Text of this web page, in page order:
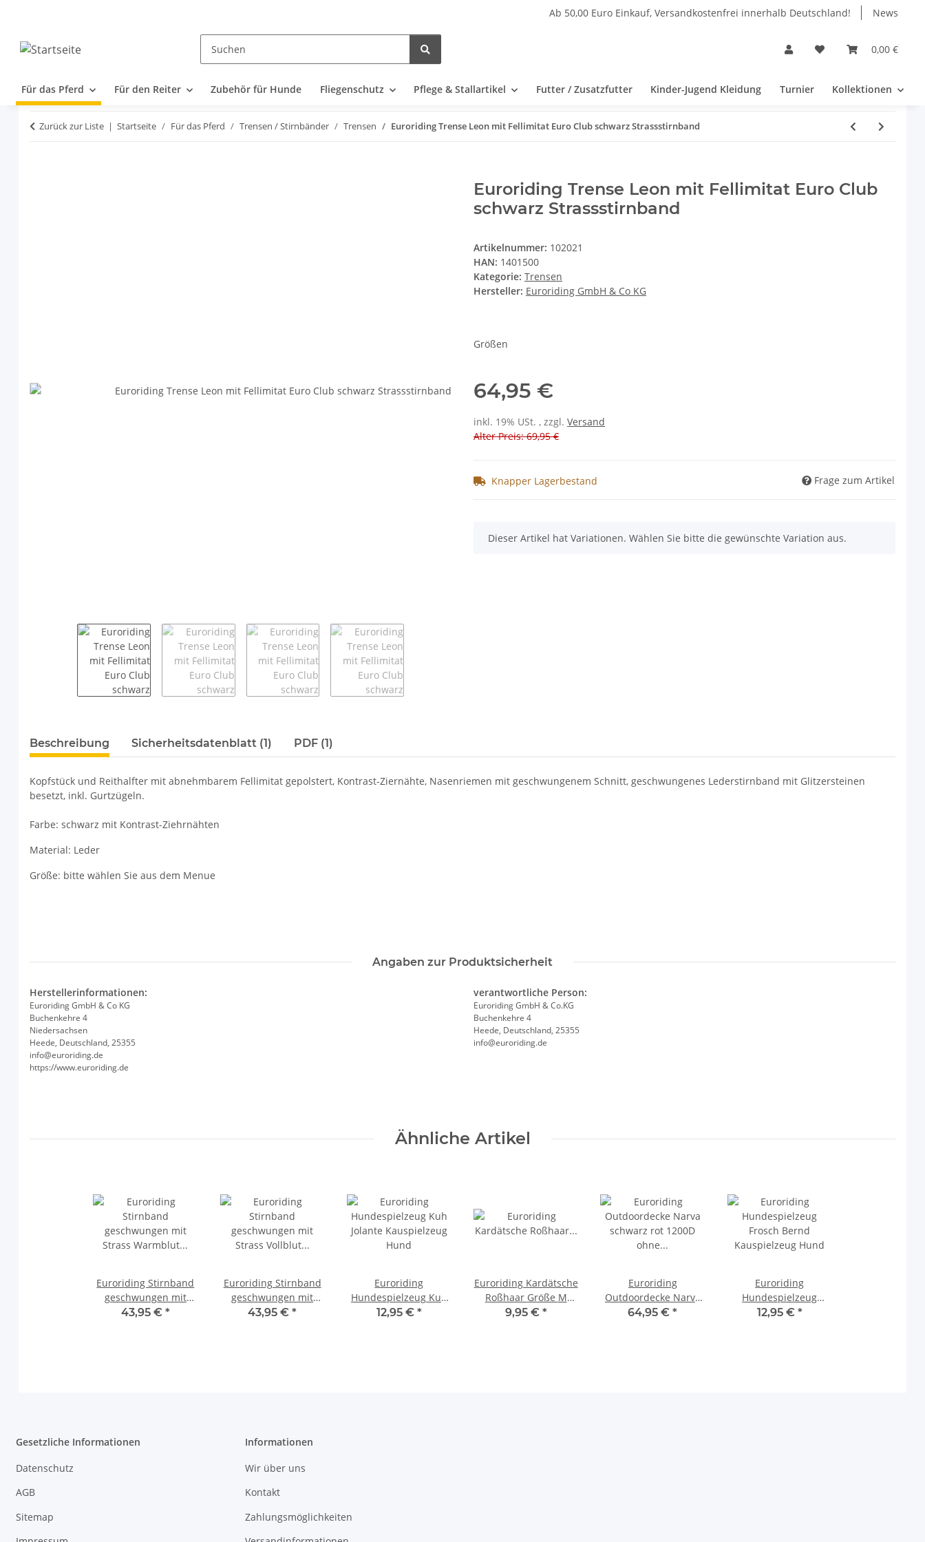
Ab 50,00 Euro Einkauf, Versandkostenfrei innerhalb Deutschland! News
0,00 €
Für das Pferd Für den Reiter Zubehör für Hunde Fliegenschutz Pflege & Stallartikel Futter / Zusatzfutter Kinder-Jugend Kleidung Turnier Kollektionen
Zurück zur Liste Startseite Für das Pferd Trensen / Stirnbänder Trensen Euroriding Trense Leon mit Fellimitat Euro Club schwarz Strassstirnband
Euroriding Trense Leon mit Fellimitat Euro Club
schwarz Strassstirnband
Artikelnummer: 102021
HAN: 1401500
Kategorie: Trensen
Hersteller: Euroriding GmbH & Co KG
Größen
64,95 €
inkl. 19% USt. , zzgl. Versand
Alter Preis: 69,95 €
Knapper Lagerbestand Frage zum Artikel
x
Dieser Artikel hat Variationen. Wählen Sie bitte die gewünschte Variation aus.
weitere Registerkarten anzeigen
Beschreibung Sicherheitsdatenblatt (1) PDF (1)
Kopfstück und Reithalfter mit abnehmbarem Fellimitat gepolstert, Kontrast-Ziernähte, Nasenriemen mit geschwungenem Schnitt, geschwungenes Lederstirnband mit Glitzersteinen
besetzt, inkl. Gurtzügeln.
Farbe: schwarz mit Kontrast-Ziehrnähten
Material: Leder
Größe: bitte wählen Sie aus dem Menue
Angaben zur Produktsicherheit
Herstellerinformationen:
Euroriding GmbH & Co KG
Buchenkehre 4
Niedersachsen
Heede, Deutschland, 25355
info@euroriding.de
https://www.euroriding.de
verantwortliche Person:
Euroriding GmbH & Co.KG
Buchenkehre 4
Heede, Deutschland, 25355
info@euroriding.de
Ähnliche Artikel
Euroriding Stirnband
geschwungen mit
Strass Warmblut
43,95 € *
Euroriding Stirnband
geschwungen mit
Strass Vollblut
43,95 €*
Euroriding
Hundespielzeug Kuh
Jolante Kauspielzeug
12,95 € *
Euroriding Kardätsche
Roßhaar Größe M
Bürste braun
9,95 € *
Euroriding
Outdoordecke Narva
schwarz rot 1200D
64,95 €*
Euroriding
Hundespielzeug
Frosch Bernd
12,95 € *
Gesetzliche Informationen
Datenschutz
AGB
Sitemap
Informationen
Wir über uns
Kontakt
Zahlungsmöglichkeiten